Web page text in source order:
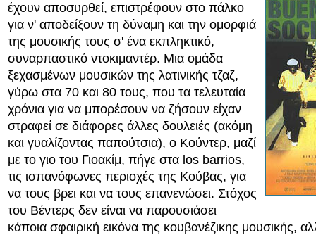
έχουν αποσυρθεί, επιστρέφουν στο πάλκο
για ν' αποδείξουν τη δύναμη και την ομορφιά
της μουσικής τους σ' ένα εκπληκτικό,
συναρπαστικό ντοκιμαντέρ. Μια ομάδα
ξεχασμένων μουσικών της λατινικής τζαζ,
γύρω στα 70 και 80 τους, που τα τελευταία
χρόνια για να μπορέσουν να ζήσουν είχαν
στραφεί σε διάφορες άλλες δουλειές (ακόμη
και γυαλίζοντας παπούτσια), ο Κούντερ, μαζί
με το γιο του Γιοακίμ, πήγε στα los barrios,
τις ισπανόφωνες περιοχές της Κούβας, για
να τους βρει και να τους επανενώσει. Στόχος
του Βέντερς δεν είναι να παρουσιάσει
κάποια σφαιρική εικόνα της κουβανέζικης μουσικής,